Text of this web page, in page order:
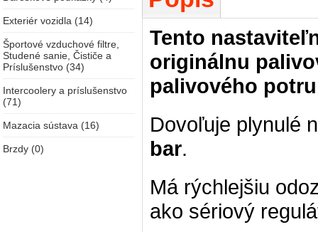
Exteriér vozidla (14)
Športové vzduchové filtre,
Studené sanie, Čističe a
Príslušenstvo (34)
Intercoolery a príslušenstvo
(71)
Mazacia sústava (16)
Brzdy (0)
Tento
originálnu
palivového
Dovoľuje plynulé
bar.
Má rýchlejšiu
ako sériový